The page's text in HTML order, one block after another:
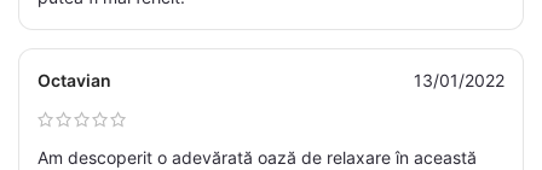
Octavian 13/01/2022
Am descoperit o adevărată oază de relaxare în această